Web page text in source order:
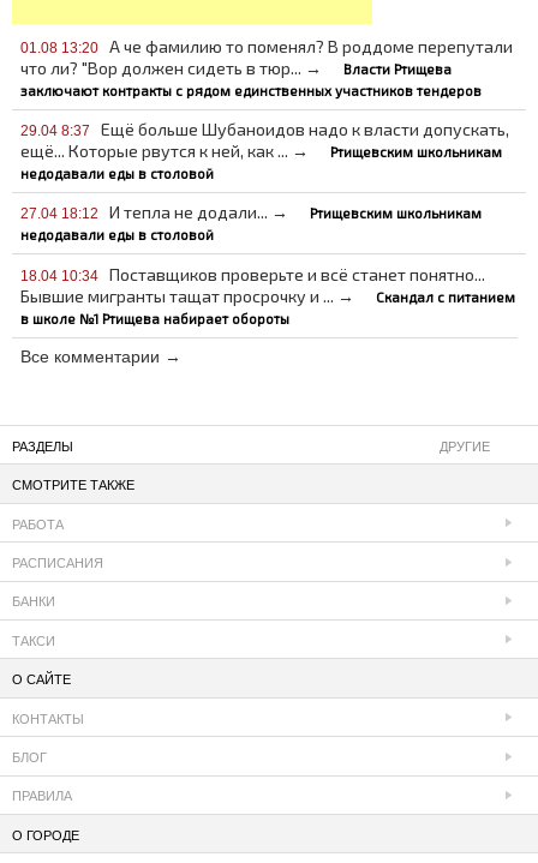
01.08 13:20
А че фамилию то поменял? В роддоме перепутали
что ли? "Вор должен сидеть в тюр... →
Власти Ртищева
заключают контракты с рядом единственных участников тендеров
29.04 8:37
Ещё больше Шубаноидов надо к власти допускать,
ещё... Которые рвутся к ней, как ... →
Ртищевским школьникам
недодавали еды в столовой
27.04 18:12 И тепла не додали... →
Ртищевским школьникам
недодавали еды в столовой
18.04 10:34
Поставщиков проверьте и всё станет понятно...
Бывшие мигранты тащат просрочку и ... →
Скандал с питанием
в школе №1 Ртищева набирает обороты
Все комментарии →
ДРУГИЕ
РАЗДЕЛЫ
СМОТРИТЕ ТАКЖЕ
РАБОТА
РАСПИСАНИЯ
БАНКИ
ТАКСИ
О САЙТЕ
КОНТАКТЫ
БЛОГ
ПРАВИЛА
О ГОРОДЕ